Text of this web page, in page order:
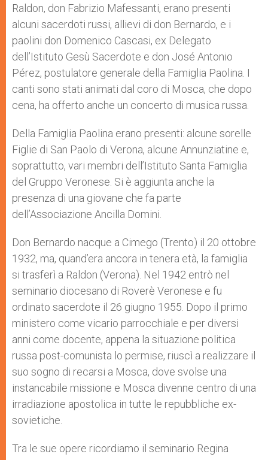
Raldon, don Fabrizio Mafessanti, erano presenti
alcuni sacerdoti russi, allievi di don Bernardo, e i
paolini don Domenico Cascasi, ex Delegato
dell’Istituto Gesù Sacerdote e don José Antonio
Pérez, postulatore generale della Famiglia Paolina. I
canti sono stati animati dal coro di Mosca, che dopo
cena, ha offerto anche un concerto di musica russa.
Della Famiglia Paolina erano presenti: alcune sorelle
Figlie di San Paolo di Verona, alcune Annunziatine e,
soprattutto, vari membri dell’Istituto Santa Famiglia
del Gruppo Veronese. Si è aggiunta anche la
presenza di una giovane che fa parte
dell’Associazione Ancilla Domini.
Don Bernardo nacque a Cimego (Trento) il 20 ottobre
1932, ma, quand’era ancora in tenera età, la famiglia
si trasferì a Raldon (Verona). Nel 1942 entrò nel
seminario diocesano di Roverè Veronese e fu
ordinato sacerdote il 26 giugno 1955. Dopo il primo
ministero come vicario parrocchiale e per diversi
anni come docente, appena la situazione politica
russa post-comunista lo permise, riuscì a realizzare il
suo sogno di recarsi a Mosca, dove svolse una
instancabile missione e Mosca divenne centro di una
irradiazione apostolica in tutte le repubbliche ex-
sovietiche.
Tra le sue opere ricordiamo il seminario Regina